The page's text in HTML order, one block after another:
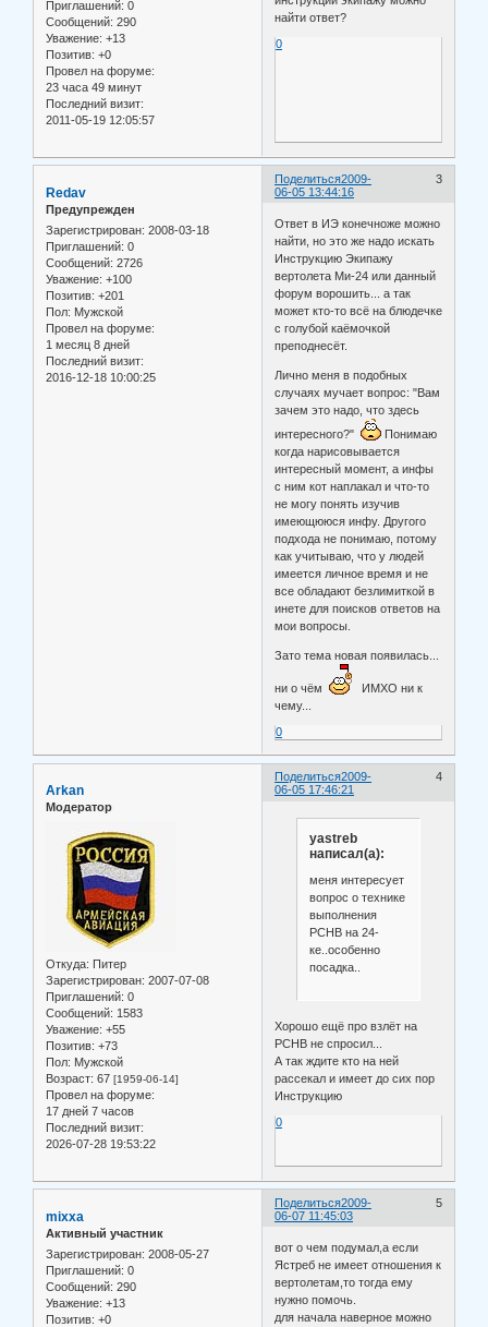
Приглашений: 0
Сообщений: 290
Уважение: +13
Позитив: +0
Провел на форуме:
23 часа 49 минут
Последний визит:
2011-05-19 12:05:57
найти ответ?
0
Поделиться 3
2009-
06-05 13:44:16
Redav
Предупрежден
Зарегистрирован: 2008-03-18
Приглашений: 0
Сообщений: 2726
Уважение: +100
Позитив: +201
Пол: Мужской
Провел на форуме:
1 месяц 8 дней
Последний визит:
2016-12-18 10:00:25
Ответ в ИЭ конечноже можно
найти, но это же надо искать
Инструкцию Экипажу
вертолета Ми-24 или данный
форум ворошить... а так
может кто-то всё на блюдечке
с голубой каёмочкой
преподнесёт.
Лично меня в подобных
случаях мучает вопрос: "Вам
зачем это надо, что здесь
интересного?"
Понимаю
когда нарисовывается
интересный момент, а инфы
с ним кот наплакал и что-то
не могу понять изучив
имеющююся инфу. Другого
подхода не понимаю, потому
как учитываю, что у людей
имеется личное время и не
все обладают безлимиткой в
инете для поисков ответов на
мои вопросы.
Зато тема новая появилась...
ни о чём
ИМХО ни к
чему...
0
Поделиться 4
2009-
06-05 17:46:21
Arkan
Модератор
Откуда: Питер
Зарегистрирован: 2007-07-08
Приглашений: 0
Сообщений: 1583
Уважение: +55
Позитив: +73
Пол: Мужской
Возраст: 67 [1959-06-14]
Провел на форуме:
17 дней 7 часов
Последний визит:
2026-07-28 19:53:22
yastreb
написал(а):
меня интересует
вопрос о технике
выполнения
РСНВ на 24-
ке..особенно
посадка..
Хорошо ещё про взлёт на
РСНВ не спросил...
А так ждите кто на ней
рассекал и имеет до сих пор
Инструкцию
0
Поделиться 5
2009-
06-07 11:45:03
mixxa
Активный участник
Зарегистрирован: 2008-05-27
Приглашений: 0
Сообщений: 290
Уважение: +13
Позитив: +0
вот о чем подумал,а если
Ястреб не имеет отношения к
вертолетам,то тогда ему
нужно помочь.
для начала наверное можно